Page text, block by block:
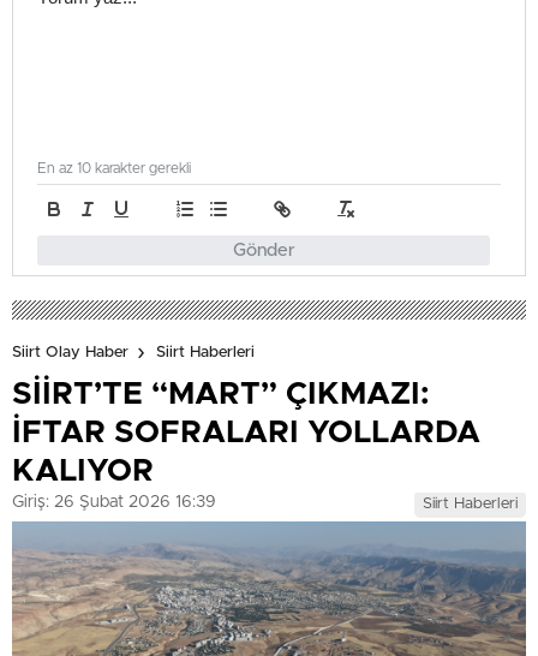
Gönder
En az 10 karakter gerekli
Siirt Olay Haber Siirt Haberleri
SİİRT’TE “MART” ÇIKMAZI:
İFTAR SOFRALARI YOLLARDA
KALIYOR
Giriş: 26 Şubat 2026 16:39 Siirt Haberleri